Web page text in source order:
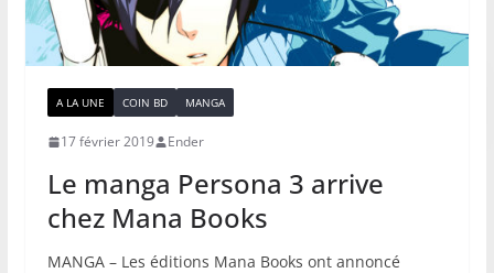
A LA UNE COIN BD MANGA
17 février 2019 Ender
Le manga Persona 3 arrive
chez Mana Books
MANGA – Les éditions Mana Books ont annoncé